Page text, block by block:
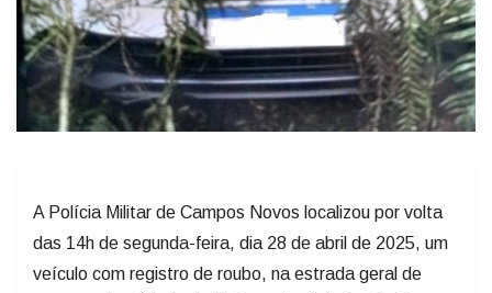
A Polícia Militar de Campos Novos localizou por volta
das 14h de segunda-feira, dia 28 de abril de 2025, um
veículo com registro de roubo, na estrada geral de